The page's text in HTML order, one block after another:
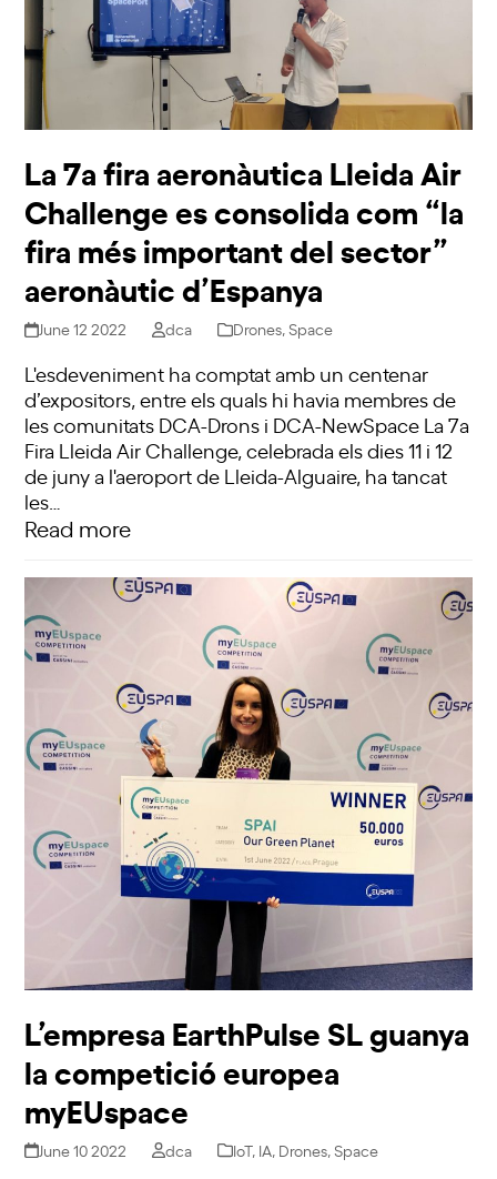
La 7a fira aeronàutica Lleida Air
Challenge es consolida com “la
fira més important del sector”
aeronàutic d’Espanya
June 12 2022 dca Drones,Space
L'esdeveniment ha comptat amb un centenar
d’expositors, entre els quals hi havia membres de
les comunitats DCA-Drons i DCA-NewSpace La 7a
Fira Lleida Air Challenge, celebrada els dies 11 i 12
de juny a l'aeroport de Lleida-Alguaire, ha tancat
les…
Read more
L’empresa EarthPulse SL guanya
la competició europea
myEUspace
June 10 2022 dca IoT, IA Drones, Space